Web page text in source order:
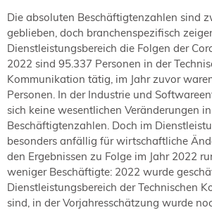
Dienstleister
Regionalgruppen
Downloadbereich
Die absoluten Beschäftigtenzahlen sind
geblieben, doch branchenspezifisch
Dienstleistungsbereich die Folgen der
2022 sind 95.337 Personen in der
Kommunikation tätig, im Jahr zuvor
Personen. In der Industrie und
sich keine wesentlichen Veränderungen
Beschäftigtenzahlen. Doch im
besonders anfällig für wirtschaftliche
den Ergebnissen zu Folge im Jahr 2022
weniger Beschäftigte: 2022 wurde
Dienstleistungsbereich der Technischen
sind, in der Vorjahresschätzung wurde